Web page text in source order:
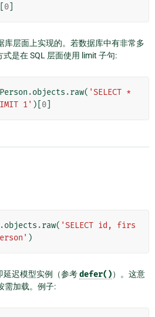
0
库层面上实现的。若数据库中有非常多
是在 SQL 层面使用 limit 子句:
Person .objects .raw( 'SELECT *
1' )[ 0
.objects .raw( 'SELECT id, firs
)
延迟模型实例（参考defer()）。这意
需加载。例子: